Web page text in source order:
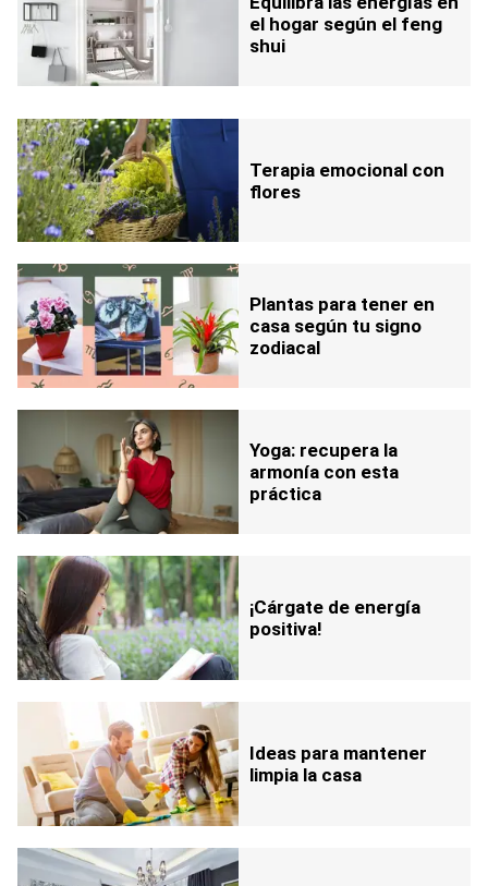
el hogar según el feng
shui
Terapia emocional con
flores
Plantas para tener en
casa según tu signo
zodiacal
Yoga: recupera la
armonía con esta
práctica
¡Cárgate de energía
positiva!
Ideas para mantener
limpia la casa